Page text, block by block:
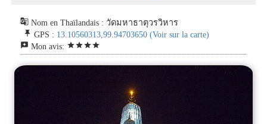
g_translate Nom en Thaïlandais : วัดมหาธาตุวรวิหาร
push_pin GPS : 13.10560313,99.94703650 (Voir sur la carte)
reviews Mon avis: starstarstarstar